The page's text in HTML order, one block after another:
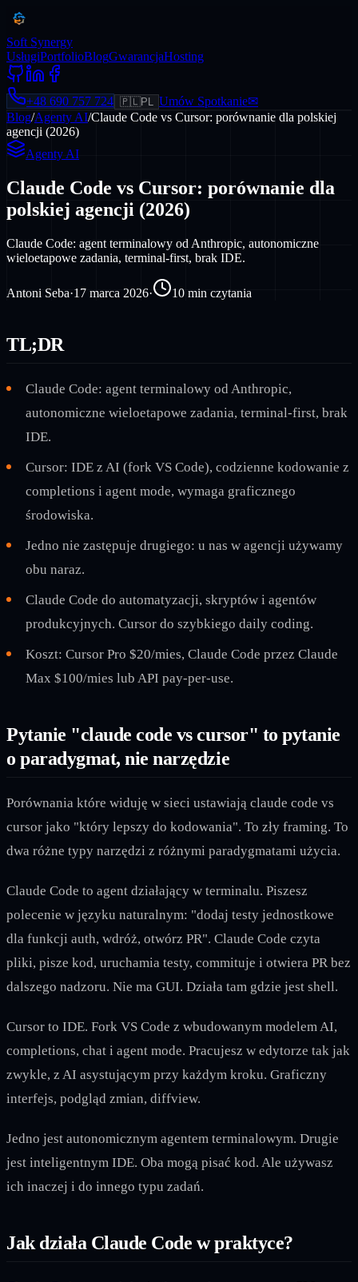
Soft Synergy
UsługiPortfolioBlogGwarancjaHosting
+48 690 757 724 🇵🇱PL Umów Spotkanie✉
Blog/Agenty AI/Claude Code vs Cursor: porównanie dla polskiej
agencji (2026)
Agenty AI
Claude Code vs Cursor: porównanie dla
polskiej agencji (2026)
Claude Code: agent terminalowy od Anthropic, autonomiczne
wieloetapowe zadania, terminal-first, brak IDE.
Antoni Seba·17 marca 2026· 10 min czytania
TL;DR
Claude Code: agent terminalowy od Anthropic,
autonomiczne wieloetapowe zadania, terminal-first, brak
IDE.
Cursor: IDE z AI (fork VS Code), codzienne kodowanie z
completions i agent mode, wymaga graficznego
środowiska.
Jedno nie zastępuje drugiego: u nas w agencji używamy
obu naraz.
Claude Code do automatyzacji, skryptów i agentów
produkcyjnych. Cursor do szybkiego daily coding.
Koszt: Cursor Pro $20/mies, Claude Code przez Claude
Max $100/mies lub API pay-per-use.
Pytanie "claude code vs cursor" to pytanie
o paradygmat, nie narzędzie
Porównania które widuję w sieci ustawiają claude code vs
cursor jako "który lepszy do kodowania". To zły framing. To
dwa różne typy narzędzi z różnymi paradygmatami użycia.
Claude Code to agent działający w terminalu. Piszesz
polecenie w języku naturalnym: "dodaj testy jednostkowe
dla funkcji auth, wdróż, otwórz PR". Claude Code czyta
pliki, pisze kod, uruchamia testy, commituje i otwiera PR bez
dalszego nadzoru. Nie ma GUI. Działa tam gdzie jest shell.
Cursor to IDE. Fork VS Code z wbudowanym modelem AI,
completions, chat i agent mode. Pracujesz w edytorze tak jak
zwykle, z AI asystującym przy każdym kroku. Graficzny
interfejs, podgląd zmian, diffview.
Jedno jest autonomicznym agentem terminalowym. Drugie
jest inteligentnym IDE. Oba mogą pisać kod. Ale używasz
ich inaczej i do innego typu zadań.
Jak działa Claude Code w praktyce?